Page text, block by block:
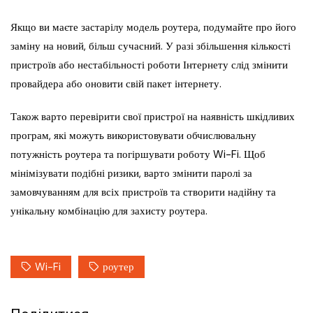
Якщо ви маєте застарілу модель роутера, подумайте про його
заміну на новий, більш сучасний. У разі збільшення кількості
пристроїв або нестабільності роботи Інтернету слід змінити
провайдера або оновити свій пакет інтернету.
Також варто перевірити свої пристрої на наявність шкідливих
програм, які можуть використовувати обчислювальну
потужність роутера та погіршувати роботу Wi-Fi. Щоб
мінімізувати подібні ризики, варто змінити паролі за
замовчуванням для всіх пристроїв та створити надійну та
унікальну комбінацію для захисту роутера.
Wi-Fi роутер